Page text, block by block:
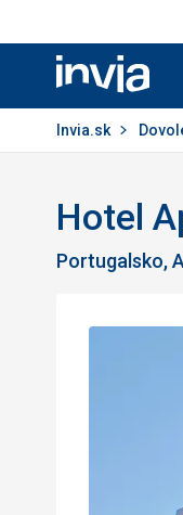
Invia.sk
Invia.sk
Hotel
Portugalsko,